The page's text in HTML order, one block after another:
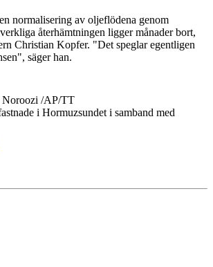
normalisering av oljeflödena genom
återhämtningen ligger månader bort,
Christian Kopfer. "Det speglar egentligen
säger han.
Noroozi /AP/TT
i Hormuzsundet i samband med